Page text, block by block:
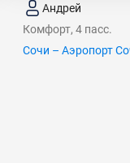
Андрей
Комфорт, 4 пасс.
Сочи – Аэропорт